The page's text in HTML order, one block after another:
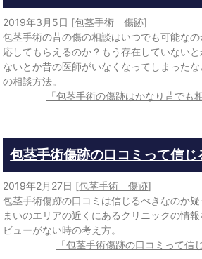
2019年3月5日 [包茎手術 傷跡]
包茎手術の昔の傷の相談はいつでも可能な
応してもらえるのか？もう存在していない
ないとか昔の医師がいなくなってしまった
の相談方法。
「包茎手術の傷跡はかなり昔でも
包茎手術傷跡の口コミって信じ
2019年2月27日 [包茎手術 傷跡]
包茎手術傷跡の口コミは信じるべきなのか
まいのエリアの近くにあるクリニックの情
ビューがない時の考え方。
「包茎手術傷跡の口コミって信